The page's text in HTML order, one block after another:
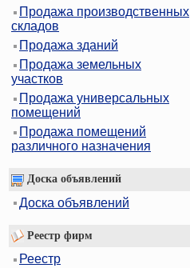
Продажа производственных
складов
Продажа зданий
Продажа земельных
участков
Продажа универсальных
помещений
Продажа помещений
различного назначения
Доска объявлений
Доска объявлений
Реестр фирм
Реестр